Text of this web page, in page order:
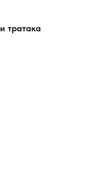
тратака